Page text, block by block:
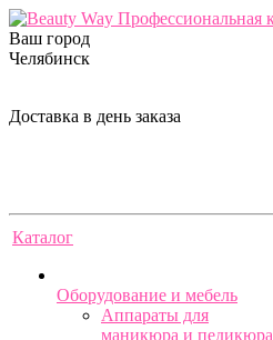
Ваш город
Челябинск
Доставка в день заказа
Каталог
Оборудование и мебель
Аппараты для
маникюра и педикюра